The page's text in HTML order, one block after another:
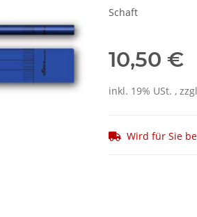
Schaft
10,50 €
inkl. 19% USt. ,
Wird für Sie